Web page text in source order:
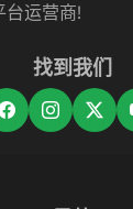
台运营商!
找到我们